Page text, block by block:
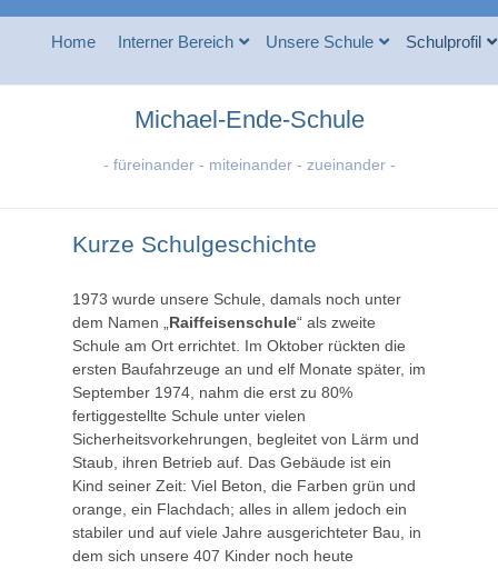
Home Interner Bereich Unsere Schule Schulprofil
Michael-Ende-Schule
- füreinander - miteinander - zueinander -
Kurze Schulgeschichte
1973 wurde unsere Schule, damals noch unter
dem Namen „ Raiffeisenschule“ als zweite
Schule am Ort errichtet. Im Oktober rückten die
ersten Baufahrzeuge an und elf Monate später, im
September 1974, nahm die erst zu 80%
fertiggestellte Schule unter vielen
Sicherheitsvorkehrungen, begleitet von Lärm und
Staub, ihren Betrieb auf. Das Gebäude ist ein
Kind seiner Zeit: Viel Beton, die Farben grün und
orange, ein Flachdach; alles in allem jedoch ein
stabiler und auf viele Jahre ausgerichteter Bau, in
dem sich unsere 407 Kinder noch heute